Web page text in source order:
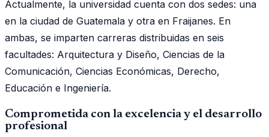
Actualmente, la universidad cuenta con dos sedes: una
en la ciudad de Guatemala y otra en Fraijanes. En
ambas, se imparten carreras distribuidas en seis
facultades: Arquitectura y Diseño, Ciencias de la
Comunicación, Ciencias Económicas, Derecho,
Educación e Ingeniería.
Comprometida con la excelencia y el desarrollo
profesional